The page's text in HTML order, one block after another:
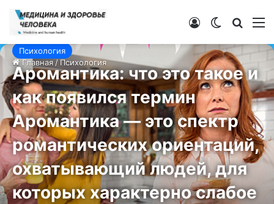
Switch skin
Войти
Главная/Психология
Психология
Аромантика: что это такое и
как появился термин
Аромантика — это спектр
романтических ориентаций,
охватывающий людей, для
которых характерно слабое